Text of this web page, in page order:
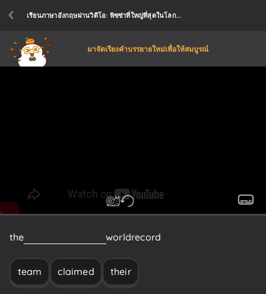
เรียนภาษาอังกฤษผ่านวิดีโอ: พิซซ่าที่ใหญ่ที่สุดในโลก...
มาจัดเรียงคำบรรยายใหม่เพื่อให้สมบูรณ์
the worldrecord
team claimed their